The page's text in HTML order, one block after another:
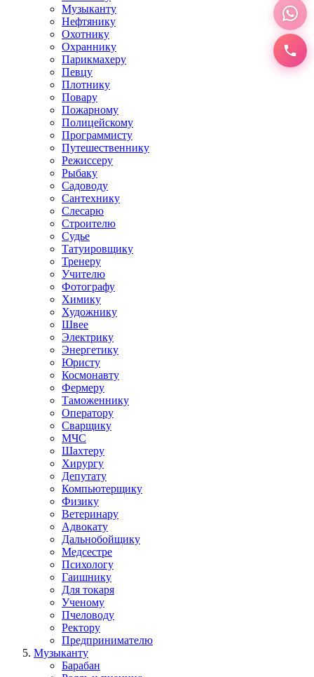
Музыканту
Нефтянику
Охотнику
Охраннику
Парикмахеру
Певцу
Плотнику
Повару
Пожарному
Полицейскому
Программисту
Путешественнику
Режиссеру
Рыбаку
Садоводу
Сантехнику
Слесарю
Строителю
Судье
Татуировщику
Тренеру
Учителю
Фотографу
Химику
Художнику
Швее
Электрику
Энергетику
Юристу
Космонавту
Фермеру
Таможеннику
Оператору
Сварщику
МЧС
Шахтеру
Хирургу
Депутату
Компьютерщику
Физику
Ветеринару
Адвокату
Дальнобойщику
Медсестре
Психологу
Гаишнику
Для токаря
Ученому
Пчеловоду
Ректору
Предпринимателю
Музыканту
Барабан